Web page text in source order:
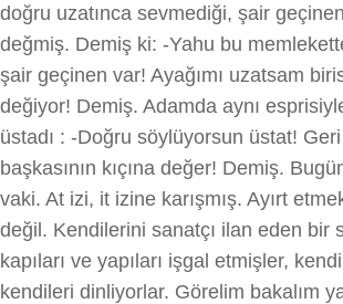
doğru uzatınca sevmediği, şair
değmiş. Demiş ki: -Yahu bu
şair geçinen var! Ayağımı uzatsam
değiyor! Demiş. Adamda aynı
üstadı : -Doğru söylüyorsun üstat!
başkasının kıçına değer! Demiş.
vaki. At izi, it izine karışmış. Ayırt
değil. Kendilerini sanatçı ilan eden bir
kapıları ve yapıları işgal etmişler,
kendileri dinliyorlar. Görelim bakalım